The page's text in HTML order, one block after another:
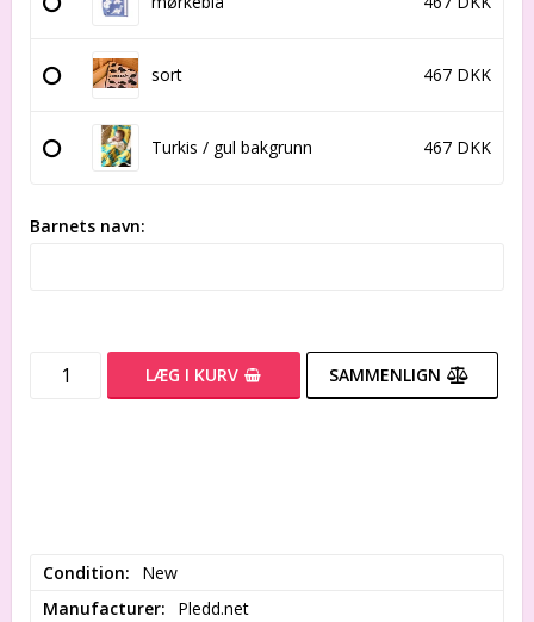
sort 467 DKK
Turkis / gul bakgrunn 467 DKK
Barnets navn:
LÆG I KURV SAMMENLIGN
Condition
New
Manufacturer
Pledd.net